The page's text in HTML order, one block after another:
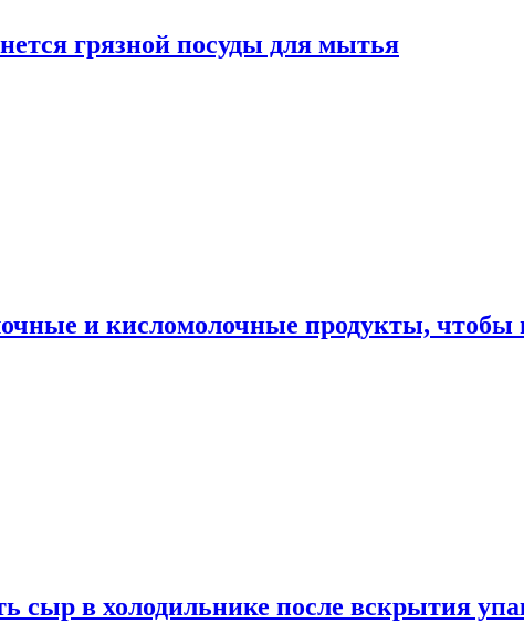
грязной посуды для мытья
и кисломолочные продукты, чтобы
сыр в холодильнике после вскрытия